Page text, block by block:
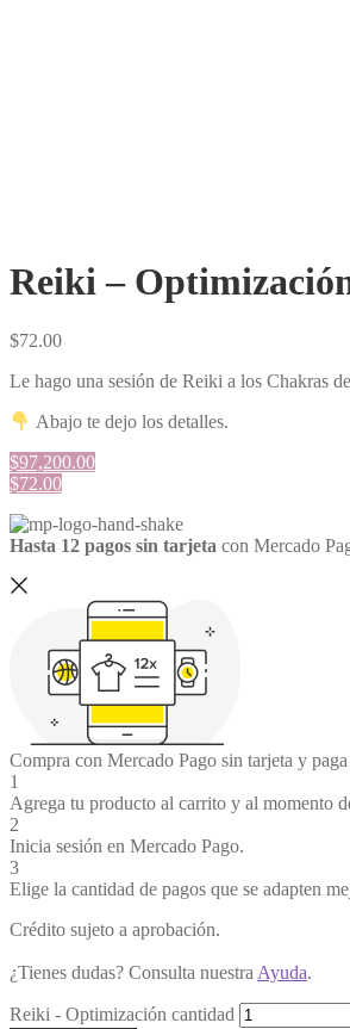
Reiki –
$72.00
Le hago una sesión de Reiki a los Chakras
Abajo te dejo los detalles.
$97,200.00
$72.00
Hasta 12 pagos sin tarjeta con Mercado
Compra con Mercado Pago sin tarjeta y paga
1
Agrega tu producto al carrito y al momento
2
Inicia sesión en Mercado Pago.
3
Elige la cantidad de pagos que se adapten
Crédito sujeto a aprobación.
¿Tienes dudas? Consulta nuestra Ayuda.
Reiki - Optimización cantidad